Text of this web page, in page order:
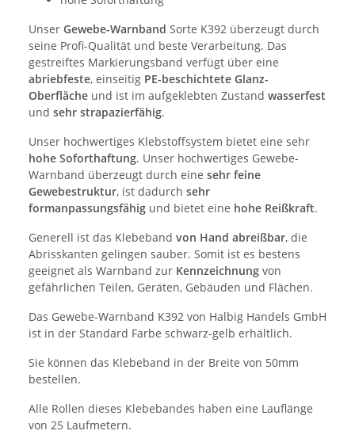
Unser Gewebe-Warnband Sorte K392 überzeugt durch
seine Profi-Qualität und beste Verarbeitung. Das
gestreiftes Markierungsband verfügt über eine
abriebfeste, einseitig PE-beschichtete Glanz-
Oberfläche und ist im aufgeklebten Zustand wasserfest
und sehr strapazierfähig.
Unser hochwertiges Klebstoffsystem bietet eine sehr
hohe Soforthaftung. Unser hochwertiges Gewebe-
Warnband überzeugt durch eine sehr feine
Gewebestruktur, ist dadurch sehr
formanpassungsfähig und bietet eine hohe Reißkraft.
Generell ist das Klebeband von Hand abreißbar, die
Abrisskanten gelingen sauber. Somit ist es bestens
geeignet als Warnband zur Kennzeichnung von
gefährlichen Teilen, Geräten, Gebäuden und Flächen.
Das Gewebe-Warnband K392 von Halbig Handels GmbH
ist in der Standard Farbe schwarz-gelb erhältlich.
Sie können das Klebeband in der Breite von 50mm
bestellen.
Alle Rollen dieses Klebebandes haben eine Lauflänge
von 25 Laufmetern.